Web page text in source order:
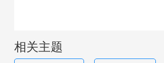
相关主题